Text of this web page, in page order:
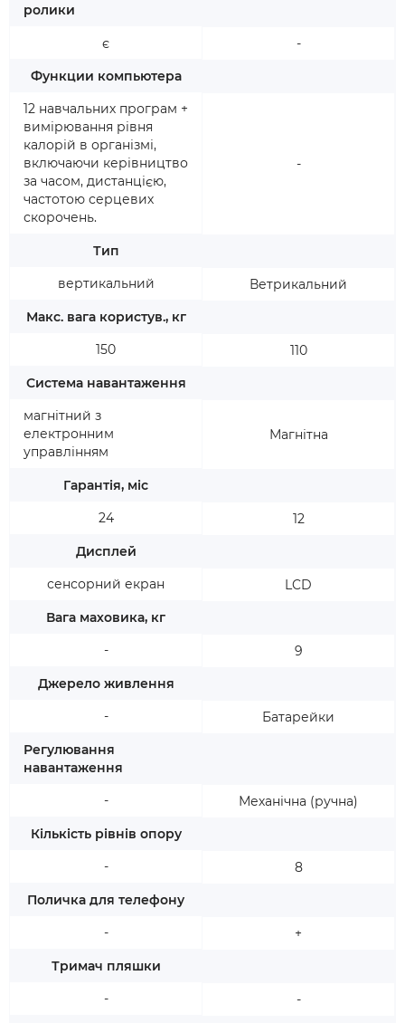
ролики
є
Функции компьютера
12 навчальних програм +
вимірювання рівня
калорій в організмі,
включаючи керівництво
за часом, дистанцією,
частотою серцевих
скорочень.
Тип
вертикальний
Макс. вага користув., кг
150
Система навантаження
магнітний з
електронним
управлінням
Гарантія, міс
24
Дисплей
сенсорний екран
Вага маховика, кг
-
Джерело живлення
-
Регулювання
навантаження
-
Кількість рівнів опору
-
Поличка для телефону
-
Тримач пляшки
-
-
-
Ветрикальний
110
Магнітна
12
LCD
9
Батарейки
Механічна (ручна)
8
+
-